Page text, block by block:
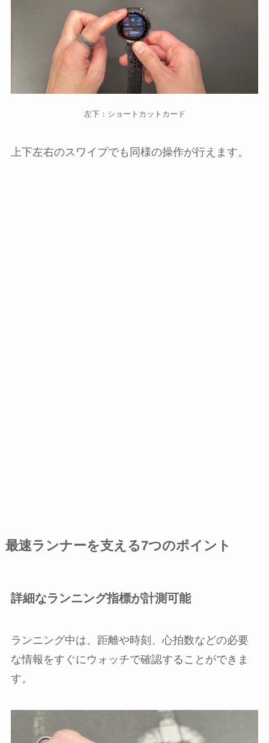
左下：ショートカットカード
上下左右のスワイプでも同様の操作が行えます。
最速ランナーを支える7つのポイント
詳細なランニング指標が計測可能
ランニング中は、距離や時刻、心拍数などの必要
な情報をすぐにウォッチで確認することができま
す。